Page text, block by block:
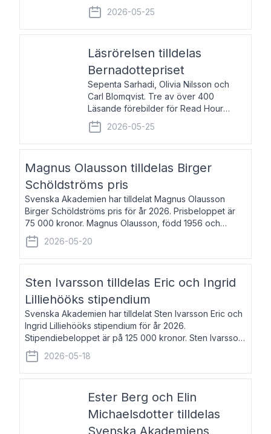
ett folkbibliotekariepris. Priserna skall
tilldelas bibliotekarier vid svenska folk-
och skolbibliotek som gjort värdefull
2026-05-25
Läsrörelsen tilldelas
Bernadottepriset
Sepenta Sarhadi, Olivia Nilsson och
Carl Blomqvist. Tre av över 400
Läsande förebilder för Read Hour
Sverige. Foto: Michael Wall. Den ideella
föreningen Läsrörelsen tilldelas
Bernadottepriset 2026 för att den
2026-05-25
Magnus Olausson tilldelas Birger
Schöldströms pris
Svenska Akademien har tilldelat Magnus Olausson
Birger Schöldströms pris för år 2026. Prisbeloppet är
75 000 kronor. Magnus Olausson, född 1956 och
bosatt i Stockholm, är konstvetare, museiman och
hovman. Han disputerade 1993 vid Uppsala un
2026-05-20
Sten Ivarsson tilldelas Eric och Ingrid
Lilliehööks stipendium
Svenska Akademien har tilldelat Sten Ivarsson Eric och
Ingrid Lilliehööks stipendium för år 2026.
Stipendiebeloppet är på 125 000 kronor. Sten Ivarsson,
född 1979, är mediateksamordnare vid
Söderslättsgymnasiet i Trelleborg. Här har han på
2026-05-18
Ester Berg och Elin
Michaelsdotter tilldelas